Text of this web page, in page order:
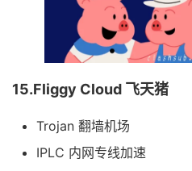
15.Fliggy Cloud 飞天猪
Trojan 翻墙机场
IPLC 内网专线加速